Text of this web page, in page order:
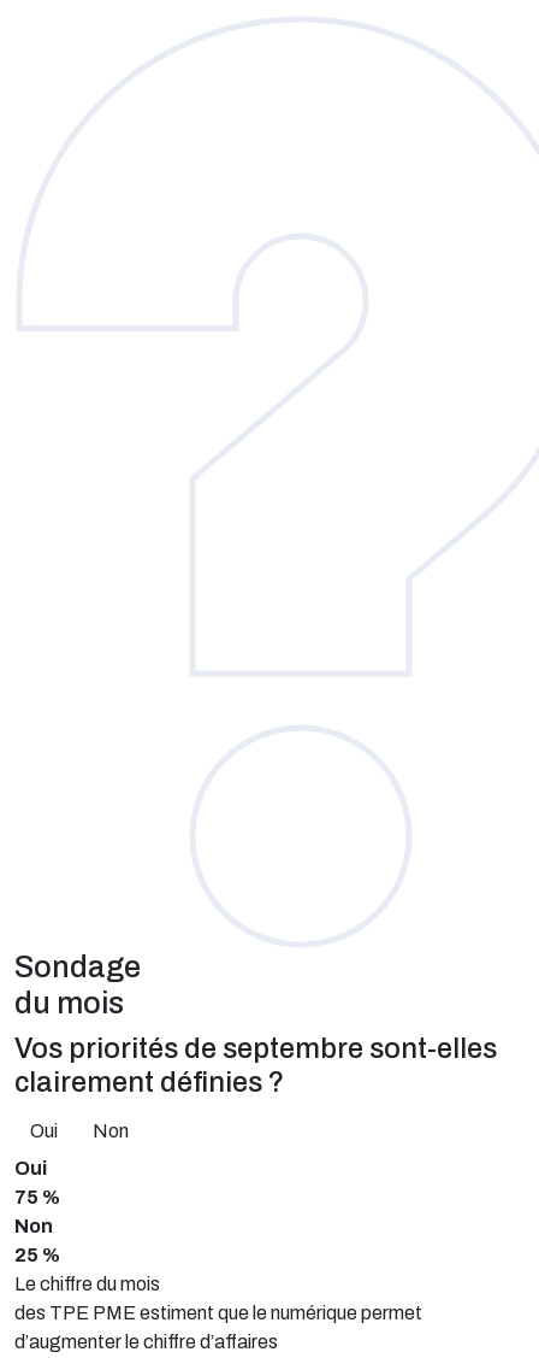
Sondage
du mois
Vos priorités de septembre sont-elles
clairement définies ?
Oui
Non
Oui
75 %
Non
25 %
Le chiffre du mois
des TPE PME estiment que le numérique permet
d’augmenter le chiffre d’affaires